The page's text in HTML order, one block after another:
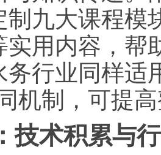
制九大课程模
实用内容，帮
务行业同样适
机制，可提
技术积累与